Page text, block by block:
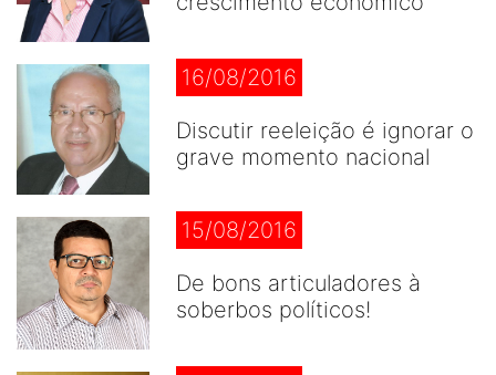
16/08/2016
Discutir reeleição é ignorar o
grave momento nacional
15/08/2016
De bons articuladores à
soberbos políticos!